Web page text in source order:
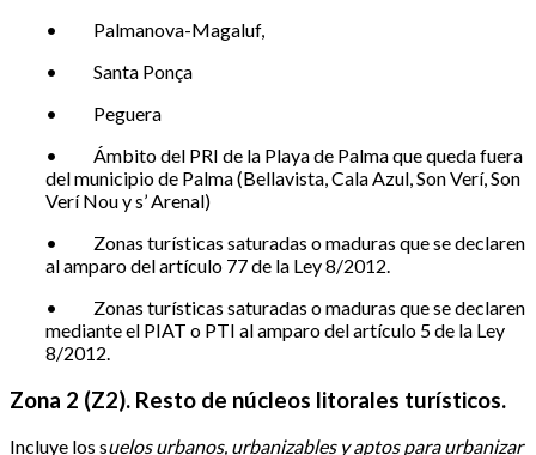
•
Palmanova-Magaluf,
•
Santa Ponça
•
Peguera
•
Ámbito del PRI de la Playa de Palma que queda fuera
del municipio de Palma (Bellavista, Cala Azul, Son Verí, Son
Verí Nou y s’ Arenal)
•
Zonas turísticas saturadas o maduras que se declaren
al amparo del artículo 77 de la Ley 8/2012.
•
Zonas turísticas saturadas o maduras que se declaren
mediante el PIAT o PTI al amparo del artículo 5 de la Ley
8/2012.
Zona 2 (Z2). Resto de núcleos litorales turísticos.
Incluye los suelos urbanos, urbanizables y aptos para urbanizar